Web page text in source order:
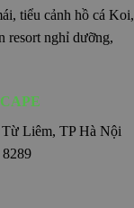
tiểu cảnh hồ cá Koi,
resort nghỉ dưỡng,
Liêm, TP Hà Nội